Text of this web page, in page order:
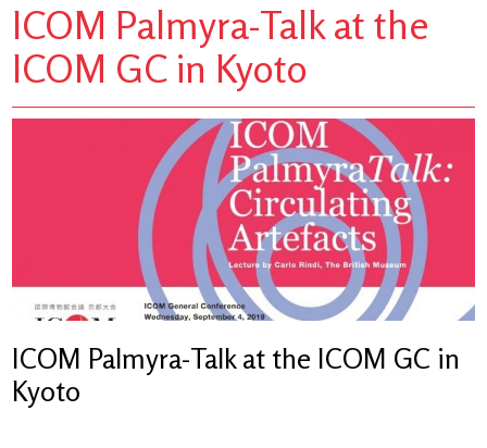
ICOM Palmyra-Talk at the
ICOM GC in Kyoto
ICOM Palmyra-Talk at the ICOM GC in
Kyoto